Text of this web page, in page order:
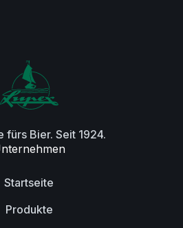
fürs Bier. Seit 1924.
Startseite
Produkte